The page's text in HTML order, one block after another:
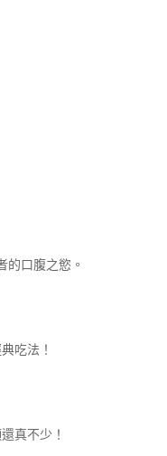
的口腹之慾。
吃法！
真不少！